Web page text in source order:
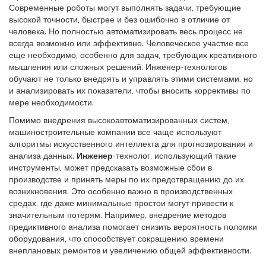
Современные роботы могут выполнять задачи, требующие
высокой точности, быстрее и без ошибочно в отличие от
человека. Но полностью автоматизировать весь процесс не
всегда возможно или эффективно. Человеческое участие все
еще необходимо, особенно для задач, требующих креативного
мышления или сложных решений. Инженер-технологов
обучают не только внедрять и управлять этими системами, но
и анализировать их показатели, чтобы вносить коррективы по
мере необходимости.
Помимо внедрения высокоавтоматизированных систем,
машиностроительные компании все чаще используют
алгоритмы искусственного интеллекта для прогнозирования и
анализа данных. Инженер-технолог, использующий такие
инструменты, может предсказать возможные сбои в
производстве и принять меры по их предотвращению до их
возникновения. Это особенно важно в производственных
средах, где даже минимальные простои могут привести к
значительным потерям. Например, внедрение методов
предиктивного анализа помогает снизить вероятность поломки
оборудования, что способствует сокращению времени
внеплановых ремонтов и увеличению общей эффективности.